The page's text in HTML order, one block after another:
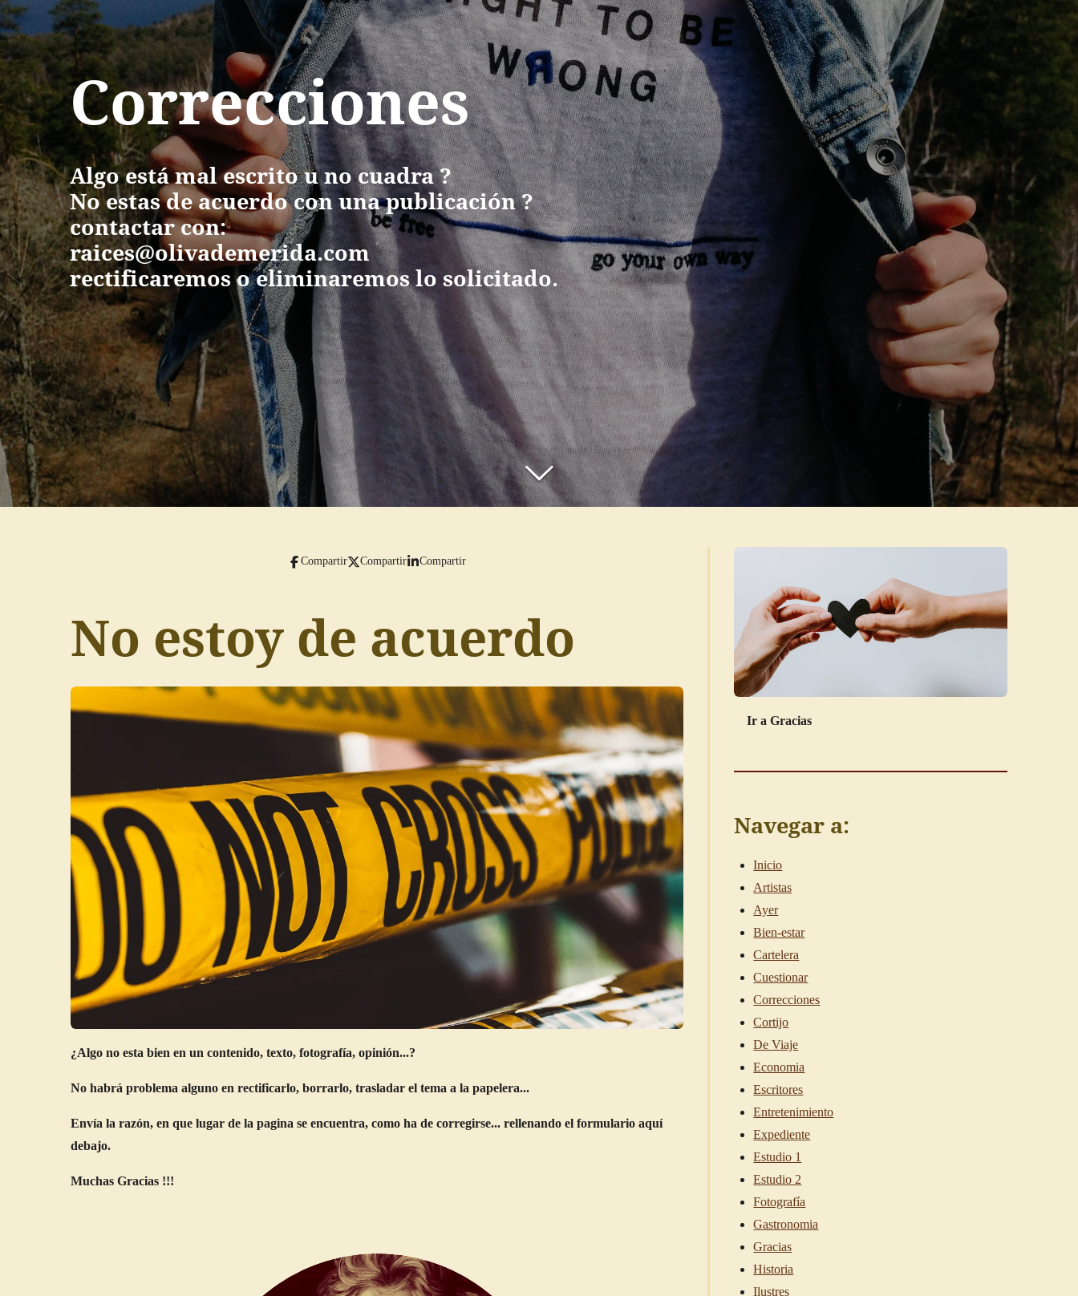
Correcciones
Algo está mal escrito u no cuadra ?
No estas de acuerdo con una publicación ?
contactar con:
raices@olivademerida.com
rectificaremos o eliminaremos lo solicitado.
Compartir Compartir Compartir
No estoy de acuerdo
¿Algo no esta bien en un contenido, texto, fotografía, opinión...?
No habrá problema alguno en rectificarlo, borrarlo, trasladar el tema a la papelera...
Envía larazón, en que lugar de la pagina se encuentra, como ha de corregirse... rellenando el formulario aquí
debajo.
Muchas Gracias !!!
Ir a Gracias
Navegar a:
Inicio
Artistas
Ayer
Bien-estar
Cartelera
Cuestionar
Correcciones
Cortijo
De Viaje
Economia
Escritores
Entretenimiento
Expediente
Estudio 1
Estudio 2
Fotografía
Gastronomia
Gracias
Historia
Ilustres